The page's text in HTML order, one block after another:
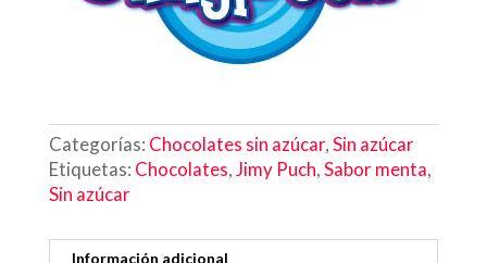
Categorías: Chocolates sin azúcar,Sin azúcar
Etiquetas: Chocolates,Jimy Puch,Sabor menta,
Sin azúcar
Información adicional